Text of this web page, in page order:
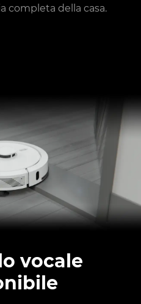
completa della casa.
vocale